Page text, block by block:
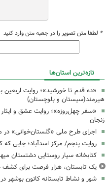
* لطفا متن تصویر را در جعبه متن وارد کنید
تازه‌ترین استان‌ها
«ده قدم تا خورشید»؛ روایت اربعین
هیرمند(سیستان و بلوچستان)
زنجان
اجرای طرح ملی «گلستان‌خوانی» در
روایت پنجم/ مرکز اسدآباد؛ جایی
کتابخانه سیار روستایی دشتستان
یک تابستان، هزار فرصت برای کشف
شور و نشاط تابستانه کانون